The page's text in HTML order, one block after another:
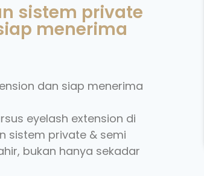
sistem private
menerima
dan siap menerima
eyelash extension di
sistem private & semi
bukan hanya sekadar